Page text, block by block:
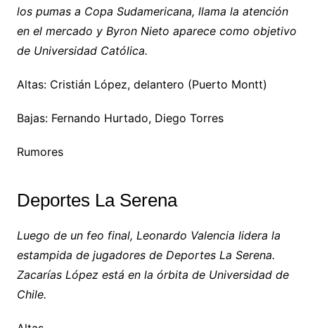
los pumas a Copa Sudamericana, llama la atención
en el mercado y Byron Nieto aparece como objetivo
de Universidad Católica.
Altas: Cristián López, delantero (Puerto Montt)
Bajas: Fernando Hurtado, Diego Torres
Rumores
Deportes La Serena
Luego de un feo final, Leonardo Valencia lidera la
estampida de jugadores de Deportes La Serena.
Zacarías López está en la órbita de Universidad de
Chile.